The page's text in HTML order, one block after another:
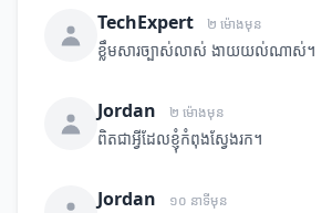
TechExpert ២ ម៉ោងមុន
ខ្លឹមសារច្បាស់លាស់ ងាយយល់ណាស់។
Jordan ២ ម៉ោងមុន
ពិតជាអ្វីដែលខ្ញុំកំពុងស្វែងរក។
Jordan ១០ នាទីមុន